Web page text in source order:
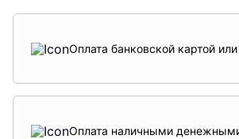
Оплата банковской картой
Оплата наличными